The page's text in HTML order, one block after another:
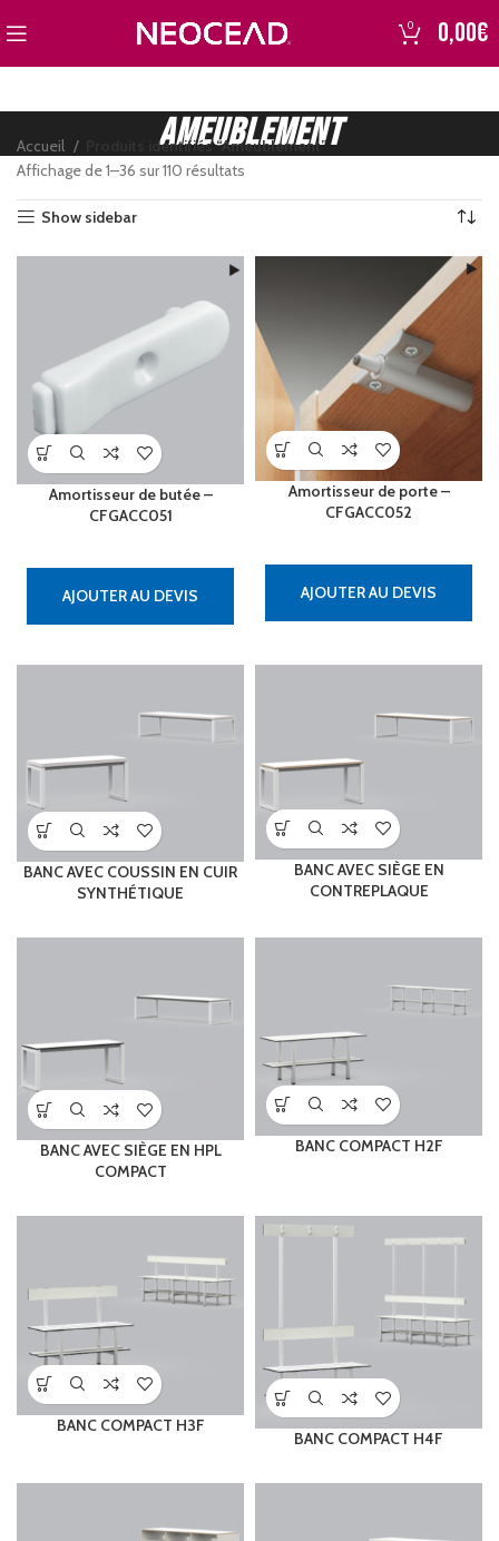
0 0,00€
Ameublement
Accueil
Produits identifiés “Ameublement”
Affichage de 1–36 sur 110 résultats
Show sidebar
Amortisseur de butée –
CFGACC051
AJOUTER AU DEVIS
Amortisseur de porte –
CFGACC052
AJOUTER AU DEVIS
BANC AVEC COUSSIN EN CUIR
SYNTHÉTIQUE
BANC AVEC SIÈGE EN
CONTREPLAQUE
BANC AVEC SIÈGE EN HPL
COMPACT
BANC COMPACT H2F
BANC COMPACT H3F
BANC COMPACT H4F